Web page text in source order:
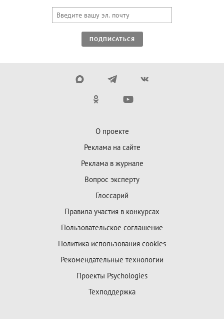
ПОДПИСАТЬСЯ
О проекте
Реклама на сайте
Реклама в журнале
Вопрос эксперту
Глоссарий
Правила участия в конкурсах
Пользовательское соглашение
Политика использования cookies
Рекомендательные технологии
Проекты Psychologies
Техподдержка